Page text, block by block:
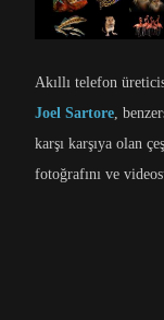
Akıllı telefon
Joel Sartore,
karşı karşıya olan
fotoğrafını ve